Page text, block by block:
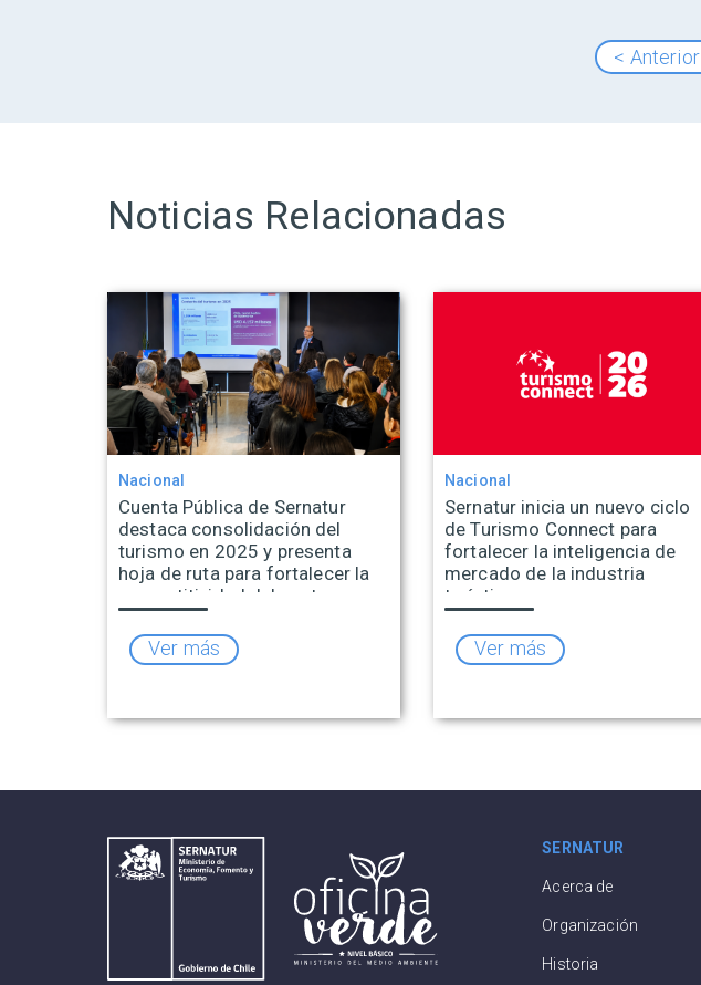
< Anterior
Noticias Relacionadas
Nacional
Cuenta Pública de Sernatur
destaca consolidación del
turismo en 2025 y presenta
hoja de ruta para fortalecer la
competitividad del sector
Ver más
Nacional
Sernatur inicia un nuevo ciclo
de Turismo Connect para
fortalecer la inteligencia de
mercado de la industria
turística
Ver más
SERNATUR
Acerca de
Organización
Historia